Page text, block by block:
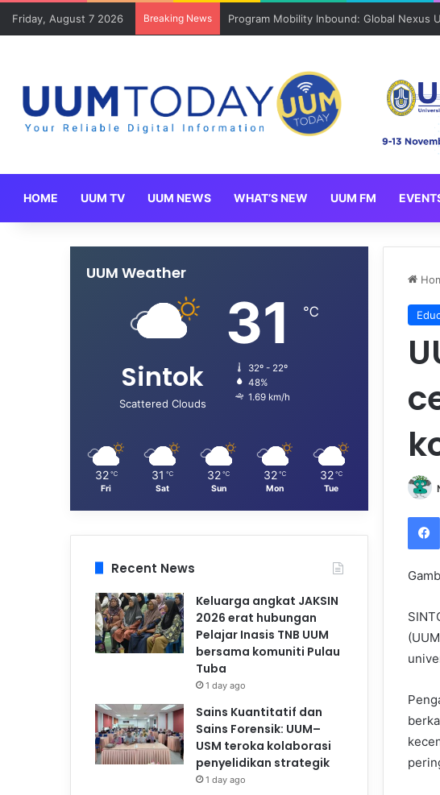
Friday, August 7 2026 Breaking News Program Mobility Inbound: Global Nexus
HOME UUM TV UUM NEWS WHAT’S NEW UUM FM
UUM Weather
Sintok
Scattered Clouds
31 ℃
32º - 22º
48%
1.69 km/h
32 ℃
Fri
31 ℃
Sat
32 ℃
Sun
32 ℃
Mon
32 ℃
Tue
Recent News
Keluarga angkat JAKSIN
2026 erat hubungan
Pelajar Inasis TNB UUM
bersama komuniti Pulau
Tuba
1 day ago
Sains Kuantitatif dan
Sains Forensik: UUM–
USM teroka kolaborasi
penyelidikan strategik
1 day ago